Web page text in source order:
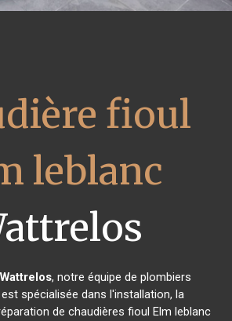
fioul
leblanc
Wattrelos, notre équipe de plombiers
spécialisée dans l'installation, la
de chaudières fioul Elm leblanc